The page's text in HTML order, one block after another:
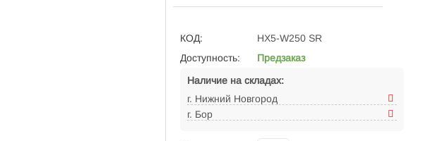
КОД:
HX5-W250 SR
Доступность:
Предзаказ
Наличие на складах:
г. Нижний Новгород
г. Бор